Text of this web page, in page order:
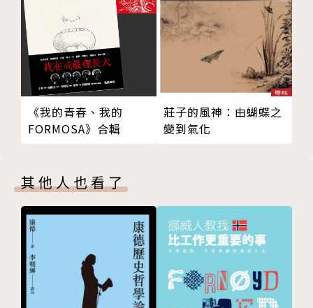
《我的青春、我的
FORMOSA》合輯
莊子的風神：由蝴蝶之
變到氣化
其他人也看了